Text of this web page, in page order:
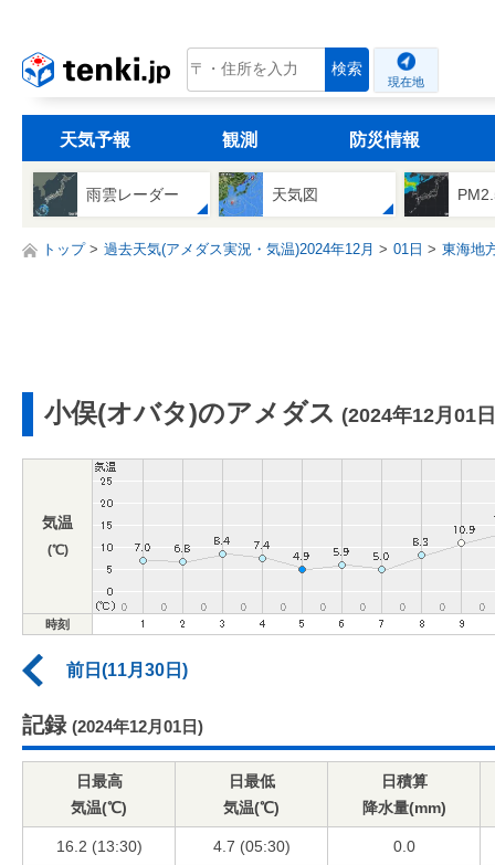
tenki.jp 検索
現在地
天気予報 観測 防災情報
雨雲レーダー 天気図
トップ 過去天気(アメダス実況・気温)2024年12月 01日 東海地
小俣(オバタ)のアメダス (2024年12月01
気温
(℃)
時刻
前日(11月30日)
記録 (2024年12月01日)
日最高
気温(℃)
日最低
気温(℃)
日積算
降水量(mm)
16.2 (13:30) 4.7 (05:30) 0.0